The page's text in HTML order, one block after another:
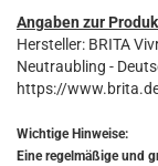
Angaben zur
Hersteller: BRITA
Neutraubling -
https://
Wichtige Hinweise:
Eine regelmäßige und